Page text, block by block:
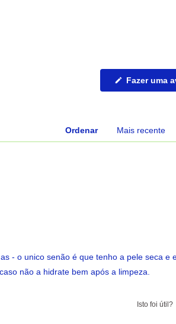
Fazer uma
Ordenar
- o unico senão é que tenho a pele seca e
não a hidrate bem após a limpeza.
Isto foi útil?